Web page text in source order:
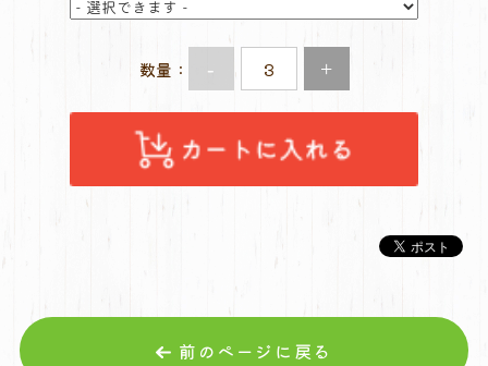
数量： - +
前のページに戻る